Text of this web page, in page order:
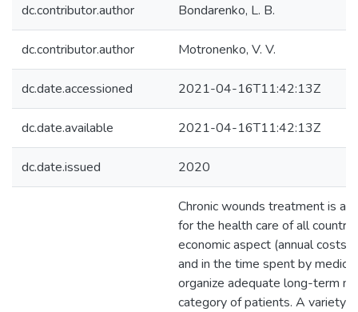
dc.contributor.author Bondarenko, L. B.
dc.contributor.author Motronenko, V. V.
dc.date.accessioned 2021-04-16T11:42:13Z
dc.date.available 2021-04-16T11:42:13Z
dc.date.issued 2020
Chronic wounds treatment is a
for the health care of all
economic aspect (annual costs
and in the time spent by
organize adequate long-term
category of patients. A variety